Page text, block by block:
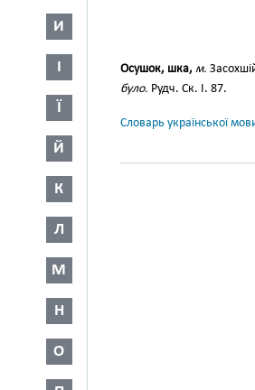
И
І
Ї
Й
К
Л
М
Н
О
Осушок, шка, м.
було. Рудч. Ск. І. 87.
Словарь української